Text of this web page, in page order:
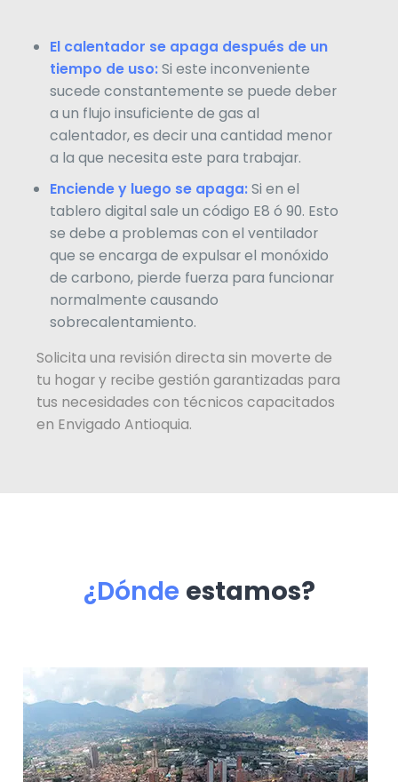
El calentador se apaga después de un
tiempo de uso:Si este inconveniente
sucede constantemente se puede deber
a un flujo insuficiente de gas al
calentador, es decir una cantidad menor
a la que necesita este para trabajar.
Enciende y luego se apaga:Si en el
tablero digital sale un código E8 ó 90. Esto
se debe a problemas con el ventilador
que se encarga de expulsar el monóxido
de carbono, pierde fuerza para funcionar
normalmente causando
sobrecalentamiento.
Solicita una revisión directa sin moverte de
tu hogar y recibe gestión garantizadas para
tus necesidades con técnicos capacitados
en Envigado Antioquia.
¿Dónde estamos?